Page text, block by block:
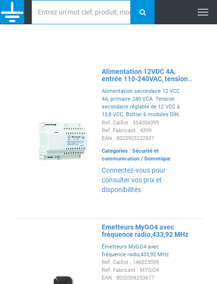
Alimentation 12VDC 4A,
entrée 110-240VAC, tension
Alimentation secondaire 12 VCC
4A, primaire 240 VCA. Tension
secondaire réglable de 12 VCC à
13,8 VCC. Boîtier 6 modules DIN.
Dimensions : 105x95x65 mm.
Ref. Caillot : 554004399
Ref. Fabricant : 4399
EAN : 8023903222937
Categories : Sécurité et
communication / Domotique
Connectez-vous pour
consulter vos prix et
disponibilités
Émetteurs MyGO4 avec
fréquence radio,433,92 MHz
Émetteurs MyGO4 avec
fréquence radio,433,92 MHz
Ref. Caillot : 146023059
Ref. Fabricant : MYGO4
EAN : 8050506253617